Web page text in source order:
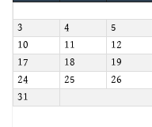
3
4 5
10
11 12
17
18 19
24
25 26
31